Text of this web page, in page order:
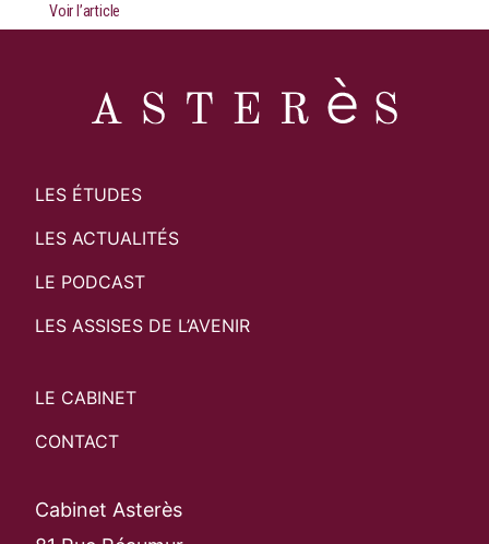
Voir l’article
LES ÉTUDES
LES ACTUALITÉS
LE PODCAST
LES ASSISES DE L’AVENIR
LE CABINET
CONTACT
Cabinet Asterès